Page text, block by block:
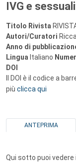
IVG e
Titolo Rivista
Autori/Curatori
Anno di
Lingua Italiano
DOI
Il DOI è il codice a
più clicca qui
ANTEPRIMA
Qui sotto puoi